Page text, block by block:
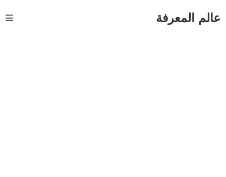
عالم المعرفة